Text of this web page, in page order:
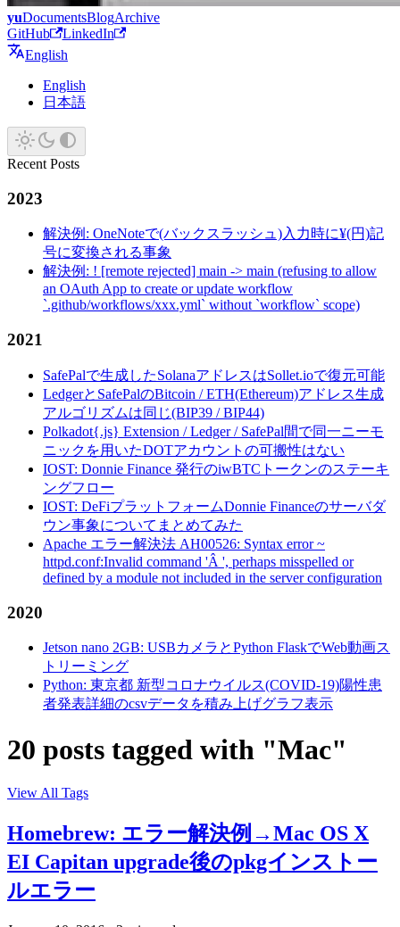
yuDocumentsBlogArchive
GitHub
LinkedIn
English
English
日本語
Recent Posts
2023
解決例: OneNoteで(バックスラッシュ)入力時に¥(円)記
号に変換される事象
解決例: ! [remote rejected] main -> main (refusing to allow
an OAuth App to create or update workflow
`.github/workflows/xxx.yml` without `workflow` scope)
2021
SafePalで生成したSolanaアドレスはSollet.ioで復元可能
LedgerとSafePalのBitcoin / ETH(Ethereum)アドレス生成
アルゴリズムは同じ(BIP39 / BIP44)
Polkadot{.js} Extension / Ledger / SafePal間で同一ニーモ
ニックを用いたDOTアカウントの可搬性はない
IOST: Donnie Finance 発行のiwBTCトークンのステーキ
ングフロー
IOST: DeFiプラットフォームDonnie Financeのサーバダ
ウン事象についてまとめてみた
Apache エラー解決法 AH00526: Syntax error ~
httpd.conf:Invalid command 'Â ', perhaps misspelled or
defined by a module not included in the server configuration
2020
Jetson nano 2GB: USBカメラとPython FlaskでWeb動画ス
トリーミング
Python: 東京都 新型コロナウイルス(COVID-19)陽性患
者発表詳細のcsvデータを積み上げグラフ表示
20 posts tagged with "Mac"
View All Tags
Homebrew: エラー解決例→Mac OS X
EI Capitan upgrade後のpkgインストー
ルエラー